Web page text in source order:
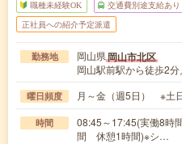
職種未経験OK 交通費別途支給あり
正社員への紹介予定派遣
勤務地 岡山県岡山市北区
岡山駅前駅から徒歩2
曜日頻度 月～金（週5日） ※土
時間
08:45～17:45(実働8時
間 休憩1時間)※シ…